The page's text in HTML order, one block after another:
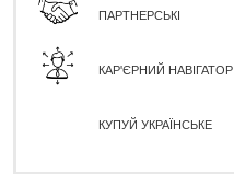
ПАРТНЕРСЬКІ
КАР'ЄРНИЙ НАВІГАТОР
КУПУЙ УКРАЇНСЬКЕ